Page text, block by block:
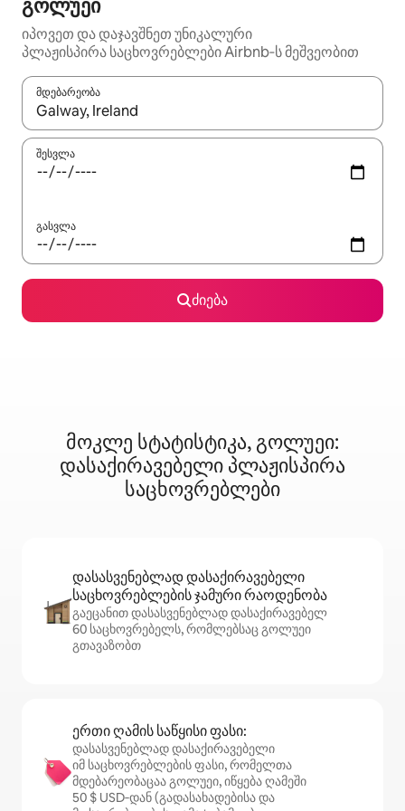
გოლუეი
იპოვეთ და დაჯავშნეთ უნიკალური
პლაჟისპირა საცხოვრებლები Airbnb‑ს მეშვეობით
მდებარეობა
როცა შედეგები ხელმისაწვდომი გახდება, ნავიგაციისთვის
შესვლა
გასვლა
ძიება
მოკლე სტატისტიკა, გოლუეი:
დასაქირავებელი პლაჟისპირა
საცხოვრებლები
დასასვენებლად დასაქირავებელი
საცხოვრებლების ჯამური რაოდენობა
გაეცანით დასასვენებლად დასაქირავებელ
60 საცხოვრებელს, რომლებსაც გოლუეი
გთავაზობთ
ერთი ღამის საწყისი ფასი:
დასასვენებლად დასაქირავებელი
იმ საცხოვრებლების ფასი, რომელთა
მდებარეობაცაა გოლუეი, იწყება ღამეში
50 $ USD‑დან (გადასახადებისა და